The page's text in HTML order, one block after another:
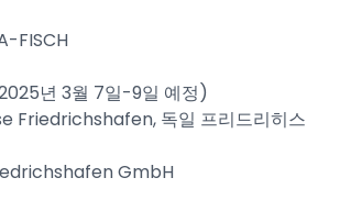
FISCH
년 3월 7일-9일 예정)
Friedrichshafen, 독일 프리드리히스
GmbH